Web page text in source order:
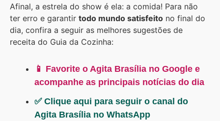
Afinal, a estrela do show é ela: a comida! Para não
ter erro e garantir todo mundo satisfeito no final do
dia, confira a seguir as melhores sugestões de
receita do Guia da Cozinha:
📱 Favorite o Agita Brasília no Google e
acompanhe as principais notícias do dia
✅ Clique aqui para seguir o canal do
Agita Brasília no WhatsApp